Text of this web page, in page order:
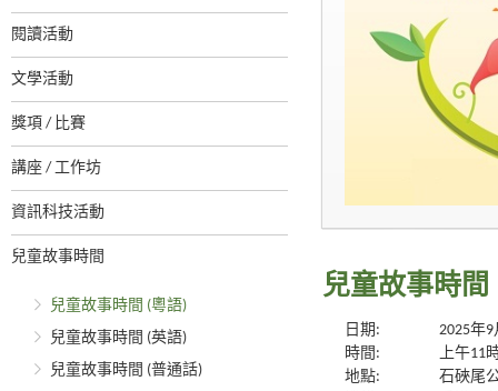
閱讀活動
文學活動
獎項 / 比賽
講座 / 工作坊
資訊科技活動
兒童故事時間
兒童故事時間 (粵語)
兒童故事時間 (英語)
兒童故事時間 (普通話)
兒童故事時間
日期:
2025年
時間:
上午11
地點:
石硤尾